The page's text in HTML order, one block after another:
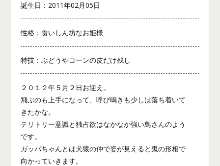
誕生日：2011年02月05日
性格：食いしん坊なお姫様
特技：ぶどうやコーンの皮だけ残し
２０１２年５月２日お迎え。
飛ぶのも上手になって、呼び鳴きも少しは落ち着いて
きたかな。
テリトリー意識と独占欲はなかなか強い鳥さんのよう
です。
ガッパちゃんとは犬猿の仲で姿が見えると鬼の形相で
向かっていきます。